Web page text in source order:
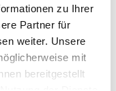
zu Ihrer
Partner für
weiter. Unsere
mit
bereitgestellt
GMBH